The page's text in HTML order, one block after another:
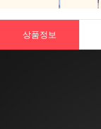
상품정보